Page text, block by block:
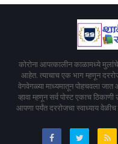
कोरोना आपत्कालीन काळामध्ये
आहेत. त्याचाच एक भाग म्हणून
वेगवेगळ्या माध्यमातून पोहचवला
व्हावा म्हणून सर्व पोस्ट एकाच
आपणा पर्यंत दररोजचा स्वाध्याय